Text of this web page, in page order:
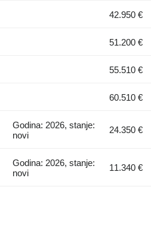
42.950 €
51.200 €
55.510 €
60.510 €
Godina: 2026, stanje:
novi
24.350 €
Godina: 2026, stanje:
novi
11.340 €